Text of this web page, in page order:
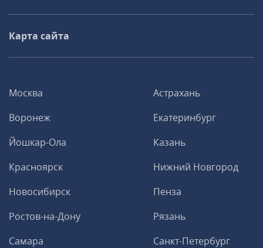
Москва
Астрахань
Воронеж
Екатеринбург
Йошкар-Ола
Казань
Красноярск
Нижний Новгород
Новосибирск
Пенза
Ростов-на-Дону
Рязань
Самара
Санкт-Петербург
Карта сайта